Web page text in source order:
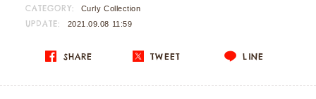
CATEGORY: Curly Collection
UPDATE: 2021.09.08 11:59
SHARE TWEET LINE